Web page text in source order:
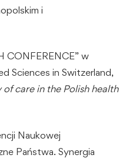
i
CONFERENCE” w
Sciences in Switzerland,
of care in the Polish health
Naukowej
Państwa. Synergia